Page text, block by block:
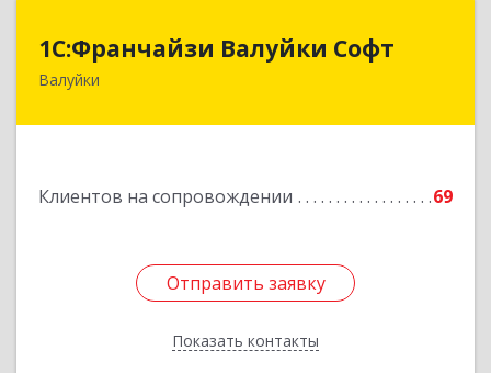
1С:Франчайзи Валуйки Софт
Валуйки
Клиентов на сопровождении 69
Отправить заявку
Показать контакты
1С:Франчайзи Валуйки Софт
309996, Белгородская обл, Валуйки г, Горького,
Отправить заявку
Назад